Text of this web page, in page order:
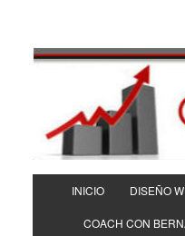
INICIO DISEÑO
COACH CON